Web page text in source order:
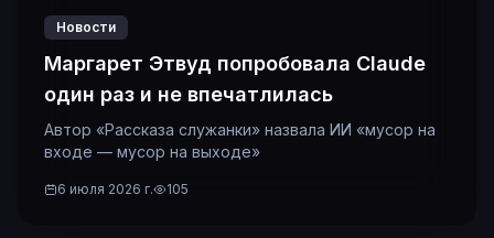
Новости
Маргарет Этвуд попробовала Claude
один раз и не впечатлилась
Автор «Рассказа служанки» назвала ИИ «мусор на
входе — мусор на выходе»
6 июля 2026 г. 105